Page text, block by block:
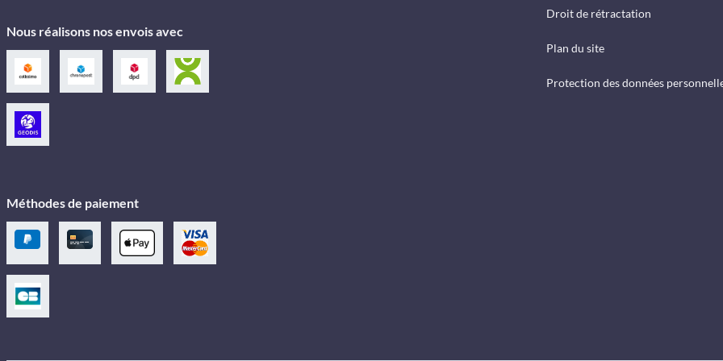
Nous réalisons nos envois avec
Méthodes de paiement
Droit de rétractation
Plan du site
Protection des données